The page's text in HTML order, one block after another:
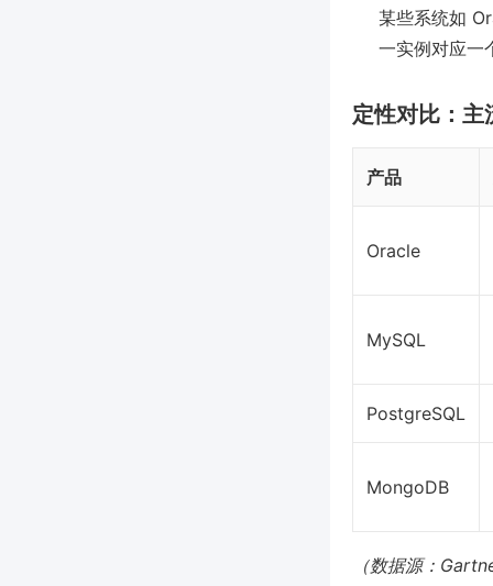
某些系统如
一实例对应一
定性对比：主
产品
Oracle
MySQL
PostgreSQL
MongoDB
（数据源：